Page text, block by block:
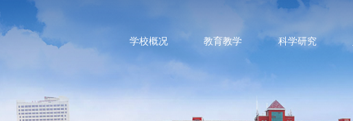
学校概况 教育教学 科学研究